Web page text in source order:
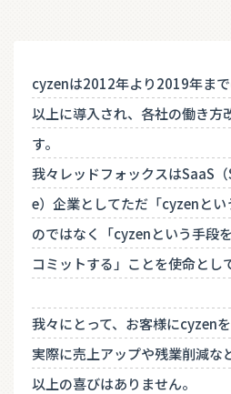
cyzenは2012年より2019年ま
以上に導入され、各社の働き方
す。
我々レッドフォックスはSaaS
e）企業としてただ「cyzenとい
のではなく「cyzenという手段
コミットする」ことを使命とし
我々にとって、お客様にcyzen
実際に売上アップや残業削減な
以上の喜びはありません。